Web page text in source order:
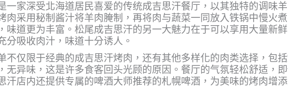
一家深受北海道居民喜爱的传统成吉思汗餐厅，以其独特的调味
肉采用秘制酱汁将羊肉腌制，再将肉与蔬菜一同放入铁锅中慢火
味道更为丰富。松尾成吉思汗的另一大魅力在于可以享用大量新
分吸收肉汁，味道十分诱人。
不仅限于经典的成吉思汗烤肉，还有其他多样化的肉类选择，包
无异味，这是许多食客回头光顾的原因。餐厅的气氛轻松舒适，
汗店内还提供专属的啤酒大师推荐的札幌啤酒，为美味的烤肉增添